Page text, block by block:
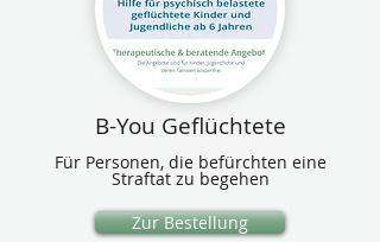
B-You Geflüchtete
Für Personen, die befürchten eine
Straftat zu begehen
Zur Bestellung